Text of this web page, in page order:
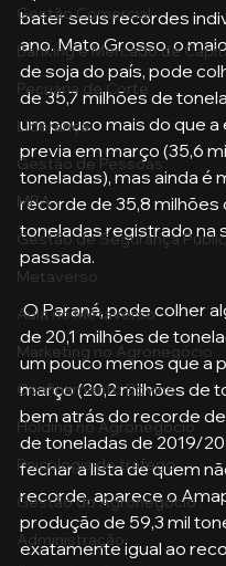
Gestão Comercial
Banking e Mercado de
Pecuária de Corte
Liderança
Gestão de Pessoas
MBA
Gestão de Segurança
Metaverso
Aula no Metaverso
Marketing no Agronegócio
Confinamento Bovino
Holding no Agronegócio
Psicologia de tráfego
Gestão do Agronegócio
Administração
bater seus recordes
ano. Mato Grosso, o
de soja do país, pode
de 35,7 milhões de
um pouco mais do que a
previa em março (35,6
toneladas), mas ainda é
recorde de 35,8 milhões
toneladas registrado na
passada.
O Paraná, pode colher algo em torno
de 20,1 milhões de
um pouco menos que a
março (20,2 milhões de
bem atrás do recorde de
de toneladas de 2019/
fechar a lista de quem
recorde, aparece o
produção de 59,3 mil
exatamente igual ao